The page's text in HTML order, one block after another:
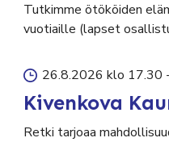
Tutkimme ötököiden
vuotiaille (lapset
26.8.2026 klo 17.30
Kivenkova
Retki tarjoaa